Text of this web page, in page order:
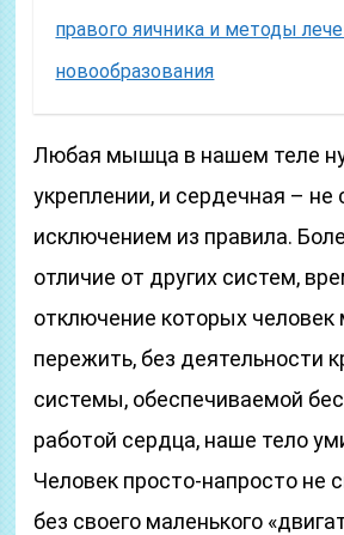
правого яичника и методы
новообразования
Любая мышца в нашем теле
укреплении, и сердечная – не
исключением из правила.
отличие от других систем,
отключение которых
пережить, без деятельности
системы, обеспечиваемой
работой сердца, наше тело
Человек просто-напросто не
без своего маленького